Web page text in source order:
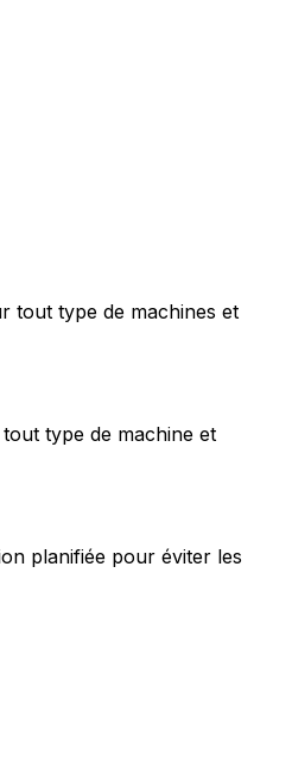
tout type de machines et
type de machine et
planifiée pour éviter les